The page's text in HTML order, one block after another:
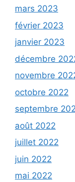
mars 2023
février 2023
janvier 2023
décembre
novembre
octobre 2022
septembre
août 2022
juillet 2022
juin 2022
mai 2022